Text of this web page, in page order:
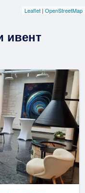
ивент
Leaflet | OpenStreetMap